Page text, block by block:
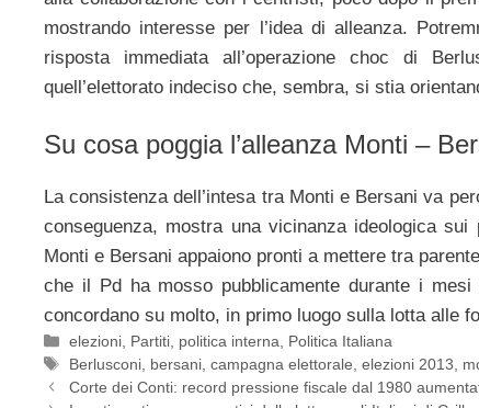
mostrando interesse per l’idea di alleanza.
risposta immediata all’operazione choc di
quell’elettorato indeciso che, sembra, si stia
Su cosa poggia l’alleanza Monti –
La consistenza dell’intesa tra Monti e Bersani va
conseguenza, mostra una vicinanza ideologica sui
Monti e Bersani appaiono pronti a mettere tra
che il Pd ha mosso pubblicamente durante i
concordano su molto, in primo luogo sulla lotta alle
Categorie
elezioni Partiti politica interna
Politica Italiana
Tag
Berlusconi bersani ,campagna elettorale ,elezioni 2013
Corte dei Conti: record pressione fiscale dal 1980